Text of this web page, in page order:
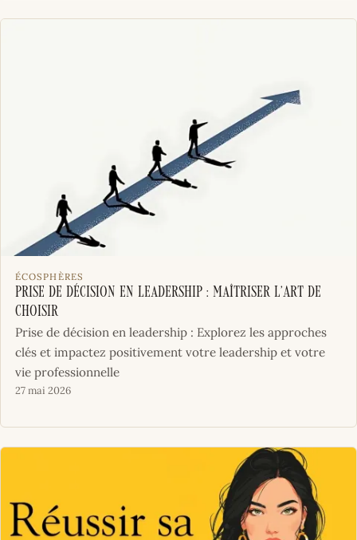
ÉCOSPHÈRES
Prise de Décision en Leadership : Maîtriser l’Art de
Choisir
Prise de décision en leadership : Explorez les approches
clés et impactez positivement votre leadership et votre
vie professionnelle
27 mai 2026